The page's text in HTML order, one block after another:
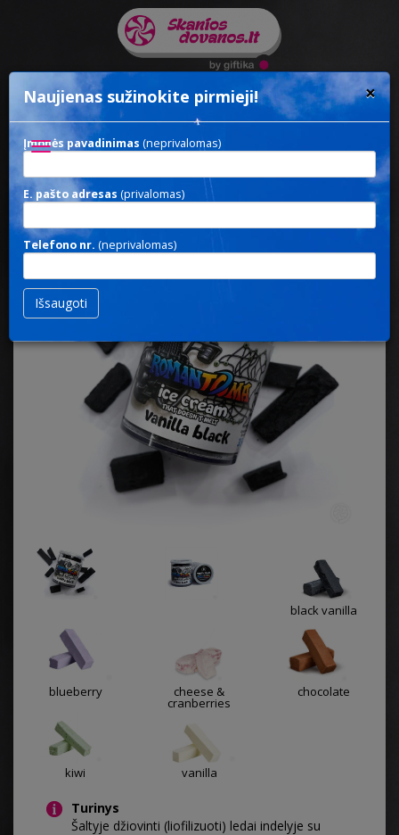
Toggle
FREEZE-DRIED ICE/ Ledai
black vanilla
blueberry cheese &
cranberries
chocolate
kiwi vanilla
Turinys
Šaltyje džiovinti (liofilizuoti) ledai indelyje su
×
Naujienas sužinokite pirmieji!
Įmonės pavadinimas (neprivalomas)
E. pašto adresas (privalomas)
Telefono nr. (neprivalomas)